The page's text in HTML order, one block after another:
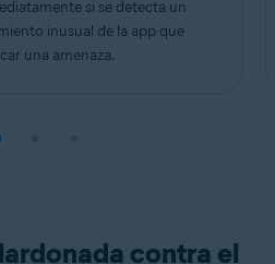
si se detecta un
inusual de la app que
una amenaza.
contra el